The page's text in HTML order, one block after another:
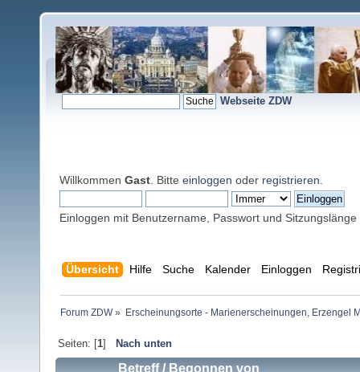
Webseite ZDW
Willkommen Gast . Bitte einloggen oder registrieren
Einloggen mit Benutzername, Passwort und Sitzungslänge
Übersicht Hilfe Suche Kalender Einloggen
Forum ZDW» Erscheinungsorte - Marienerscheinungen, Erzengel
Seiten: [1] Nach unten
Betreff/ Begonnen von